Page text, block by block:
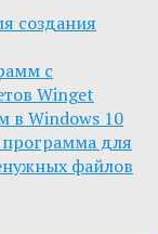
создания
с
Winget
в Windows 10
программа для
файлов